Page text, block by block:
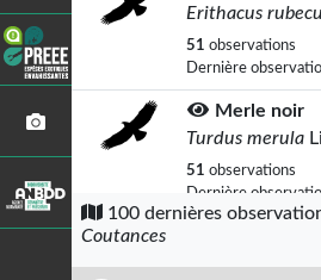
Erithacus
51 observations
Dernière
Merle noir
Turdus merula
51 observations
Dernière
Fringilla coelebs
100 dernières
Coutances